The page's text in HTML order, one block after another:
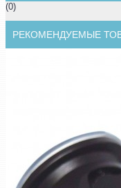
(0)
РЕКОМЕНДУЕМЫЕ